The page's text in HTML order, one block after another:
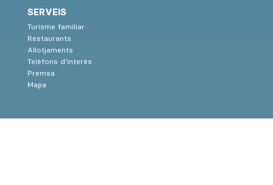
SERVEIS
Turisme familiar
Restaurants
Allotjaments
Telèfons d’interès
Premsa
Mapa